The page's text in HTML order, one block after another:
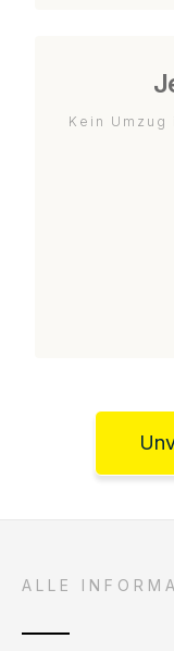
Kein
ALLE